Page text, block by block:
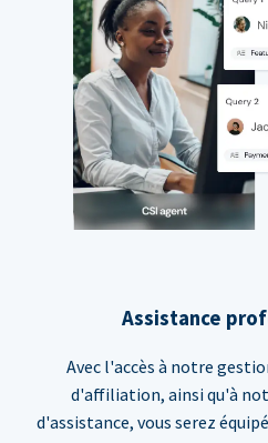
Assistance
Avec l'accès à notre
d'affiliation, ainsi qu'à
d'assistance, vous serez